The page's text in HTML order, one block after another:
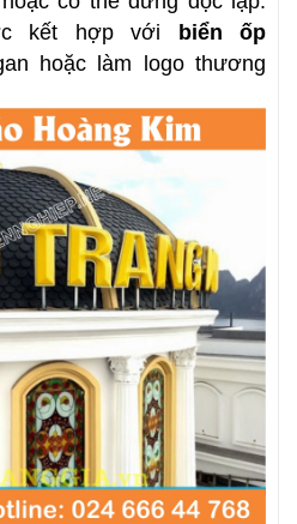
kết hợp với biển ốp
hoặc làm logo thương